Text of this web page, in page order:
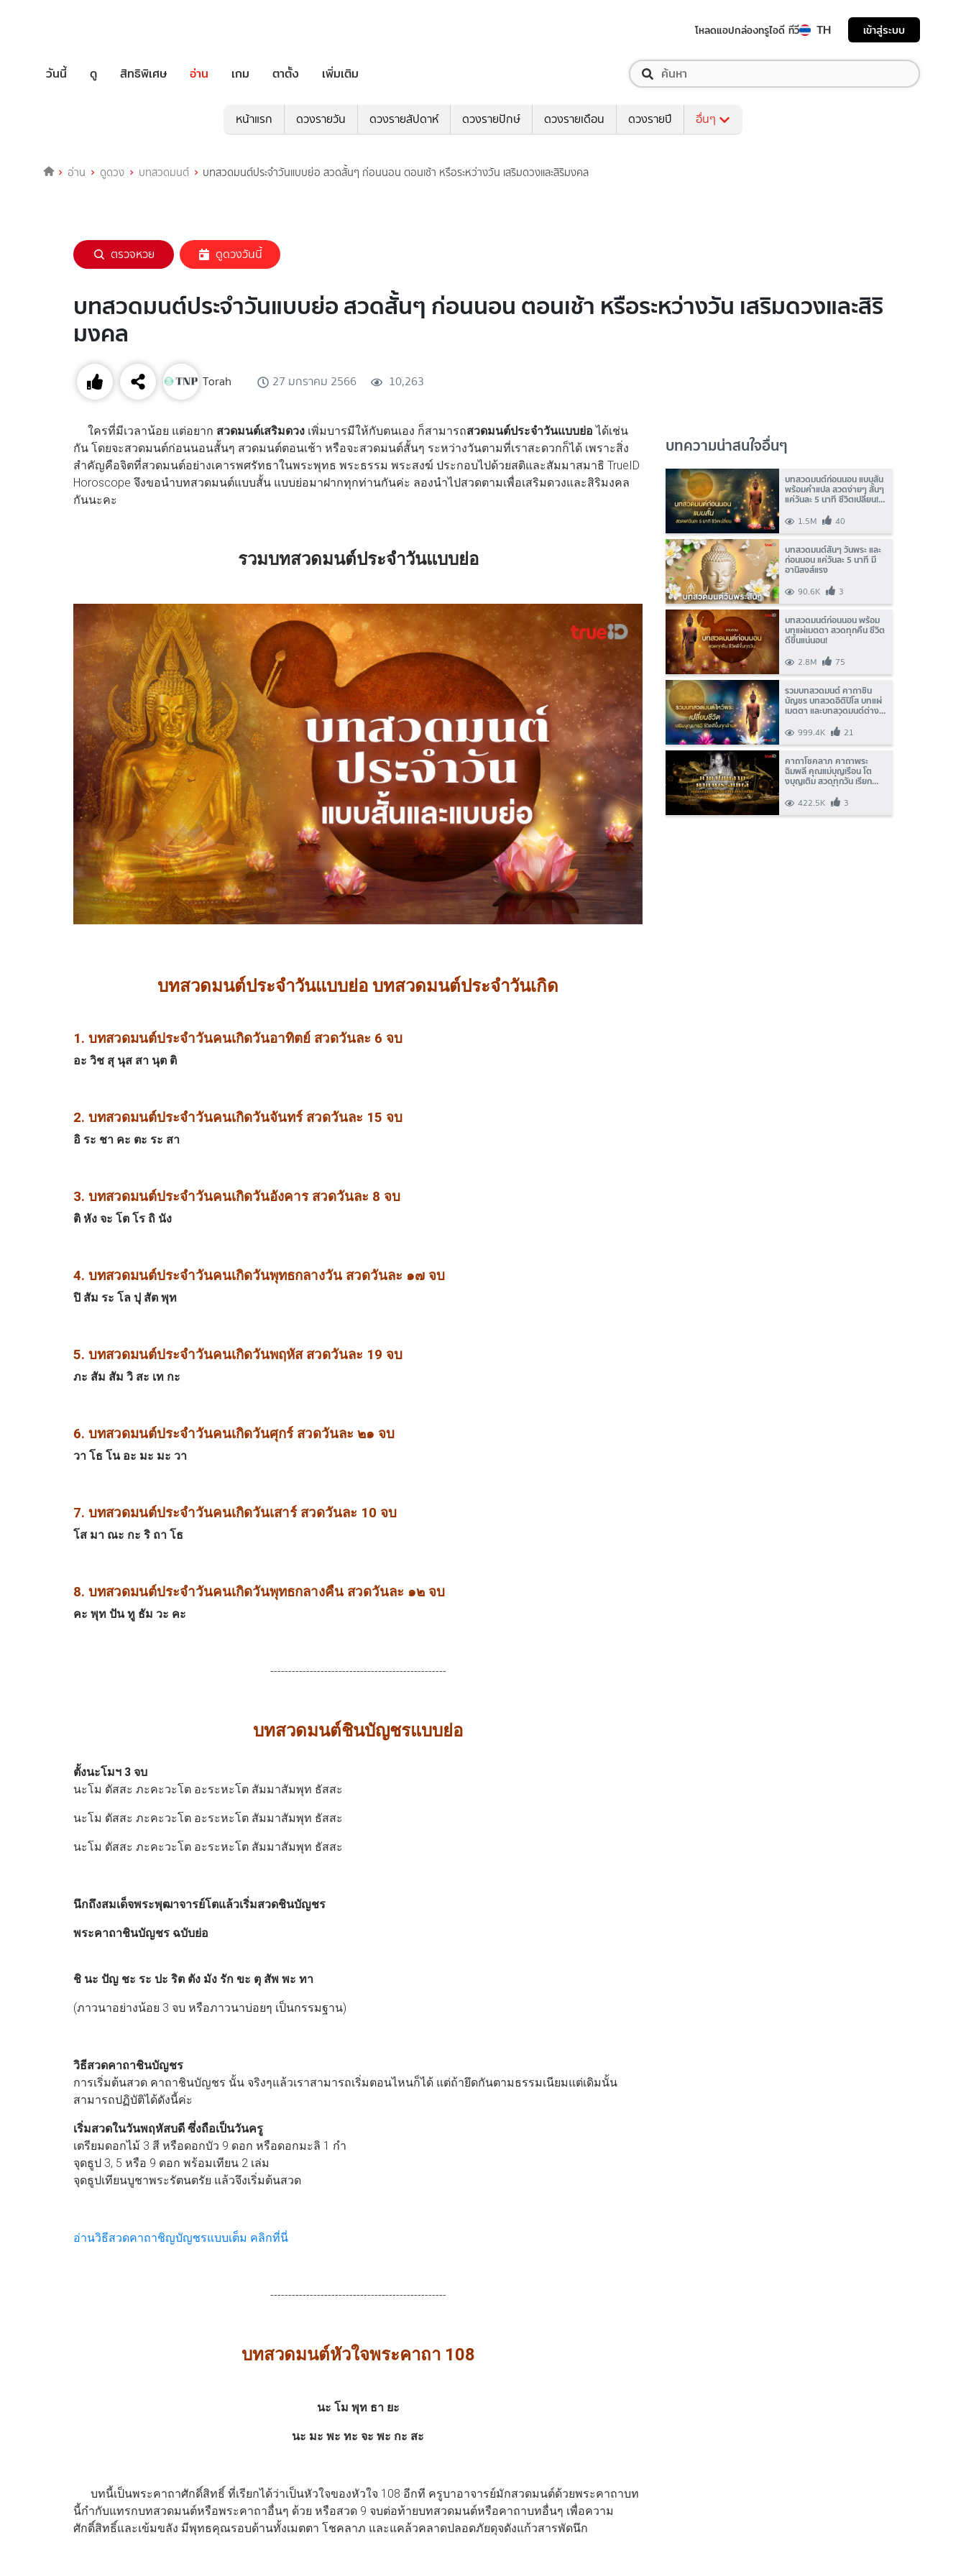
โหลดแอปกล่องทรูไอดี ทีวี TH เข้าสู่ระบบ
วันนี้ ดู สิทธิพิเศษ อ่าน เกม ตาตั้ง เพิ่มเติม
หน้าแรก ดวงรายวัน ดวงรายสัปดาห์ ดวงรายปักษ์ ดวงรายเดือน ดวงรายปี อื่นๆ
อ่าน ดูดวง บทสวดมนต์ บทสวดมนต์ประจำวันแบบย่อ สวดสั้นๆ ก่อนนอน ตอนเช้า หรือระหว่างวัน เสริมดวงและสิริมงคล
ตรวจหวย ดูดวงวันนี้
บทสวดมนต์ประจำวันแบบย่อ สวดสั้นๆ ก่อนนอน ตอนเช้า หรือระหว่างวัน เสริมดวงและสิริ
มงคล
Torah 27 มกราคม 2566 10,263
ใครที่มีเวลาน้อย แต่อยาก สวดมนต์เสริมดวง เพิ่มบารมีให้กับตนเอง ก็สามารถสวดมนต์ประจำวันแบบย่อ ได้เช่น
กัน โดยจะสวดมนต์ก่อนนอนสั้นๆ สวดมนต์ตอนเช้า หรือจะสวดมนต์สั้นๆ ระหว่างวันตามที่เราสะดวกก็ได้ เพราะสิ่ง
สำคัญคือจิตที่สวดมนต์อย่างเคารพศรัทธาในพระพุทธ พระธรรม พระสงฆ์ ประกอบไปด้วยสติและสัมมาสมาธิ TrueID
Horoscope จึงขอนำบทสวดมนต์แบบสั้น แบบย่อมาฝากทุกท่านกันค่ะ ลองนำไปสวดตามเพื่อเสริมดวงและสิริมงคล
กันนะคะ
รวมบทสวดมนต์ประจำวันแบบย่อ
บทสวดมนต์ประจำวันแบบย่อ บทสวดมนต์ประจำวันเกิด
1. บทสวดมนต์ประจำวันคนเกิดวันอาทิตย์ สวดวันละ 6 จบ
อะ วิช สุ นุส สา นุต ติ
2. บทสวดมนต์ประจำวันคนเกิดวันจันทร์ สวดวันละ 15 จบ
อิ ระ ชา คะ ตะ ระ สา
3. บทสวดมนต์ประจำวันคนเกิดวันอังคาร สวดวันละ 8 จบ
ติ หัง จะ โต โร ถิ นัง
4. บทสวดมนต์ประจำวันคนเกิดวันพุทธกลางวัน สวดวันละ ๑๗ จบ
ปิ สัม ระ โล ปุ สัต พุท
5. บทสวดมนต์ประจำวันคนเกิดวันพฤหัส สวดวันละ 19 จบ
ภะ สัม สัม วิ สะ เท กะ
6. บทสวดมนต์ประจำวันคนเกิดวันศุกร์ สวดวันละ ๒๑ จบ
วา โธ โน อะ มะ มะ วา
7. บทสวดมนต์ประจำวันคนเกิดวันเสาร์ สวดวันละ 10 จบ
โส มา ณะ กะ ริ ถา โธ
8. บทสวดมนต์ประจำวันคนเกิดวันพุทธกลางคืน สวดวันละ ๑๒ จบ
คะ พุท ปัน ทู ธัม วะ คะ
-------------------------------------------------
บทสวดมนต์ชินบัญชรแบบย่อ
ตั้งนะโมฯ 3 จบ
นะโม ตัสสะ ภะคะวะโต อะระหะโต สัมมาสัมพุท ธัสสะ
นะโม ตัสสะ ภะคะวะโต อะระหะโต สัมมาสัมพุท ธัสสะ
นะโม ตัสสะ ภะคะวะโต อะระหะโต สัมมาสัมพุท ธัสสะ
นึกถึงสมเด็จพระพุฒาจารย์โตแล้วเริ่มสวดชินบัญชร
พระคาถาชินบัญชร ฉบับย่อ
ชิ นะ ปัญ ชะ ระ ปะ ริต ตัง มัง รัก ขะ ตุ สัพ พะ ทา
(ภาวนาอย่างน้อย 3 จบ หรือภาวนาบ่อยๆ เป็นกรรมฐาน)
วิธีสวดคาถาชินบัญชร
การเริ่มต้นสวด คาถาชินบัญชร นั้น จริงๆแล้วเราสามารถเริ่มตอนไหนก็ได้ แต่ถ้ายึดกันตามธรรมเนียมแต่เดิมนั้น
สามารถปฏิบัติได้ดังนี้ค่ะ
เริ่มสวดในวันพฤหัสบดี ซึ่งถือเป็นวันครู
เตรียมดอกไม้ 3 สี หรือดอกบัว 9 ดอก หรือดอกมะลิ 1 กำ
จุดธูป 3, 5 หรือ 9 ดอก พร้อมเทียน 2 เล่ม
จุดธูปเทียนบูชาพระรัตนตรัย แล้วจึงเริ่มต้นสวด
อ่านวิธีสวดคาถาชิญบัญชรแบบเต็ม คลิกที่นี่
-------------------------------------------------
บทสวดมนต์หัวใจพระคาถา 108
นะ โม พุท ธา ยะ
นะ มะ พะ ทะ จะ พะ กะ สะ
บทนี้เป็นพระคาถาศักดิ์สิทธิ์ ที่เรียกได้ว่าเป็นหัวใจของหัวใจ 108 อีกที ครูบาอาจารย์มักสวดมนต์ด้วยพระคาถาบท
นี้กำกับแทรกบทสวดมนต์หรือพระคาถาอื่นๆ ด้วย หรือสวด 9 จบต่อท้ายบทสวดมนต์หรือคาถาบทอื่นๆ เพื่อความ
ศักดิ์สิทธิ์และเข้มขลัง มีพุทธคุณรอบด้านทั้งเมตตา โชคลาภ และแคล้วคลาดปลอดภัยดุจดังแก้วสารพัดนึก
บทความน่าสนใจอื่นๆ
บทสวดมนต์ก่อนนอน แบบสั้น
พร้อมคำแปล สวดง่ายๆ สั้นๆ
แค่วันละ 5 นาที ชีวิตเปลี่ยน!
1.5M 40
บทสวดมนต์สั้นๆ วันพระ และ
ก่อนนอน แค่วันละ 5 นาที มี
อานิสงส์แรง
90.6K 3
บทสวดมนต์ก่อนนอน พร้อม
บทแผ่เมตตา สวดทุกคืน ชีวิต
ดีขึ้นแน่นอน!
2.8M 75
รวมบทสวดมนต์ คาถาชิน
บัญชร บทสวดอิติปิโส บทแผ่
เมตตา และบทสวดมนต์ต่างๆ
ลาภ999.4K 21
คาถาโชคลาภ คาถาพระ
ฉิมพลี คุณแม่บุญเรือน โต
งบุญเติม สวดทุกวัน เรียก
422.5K 3